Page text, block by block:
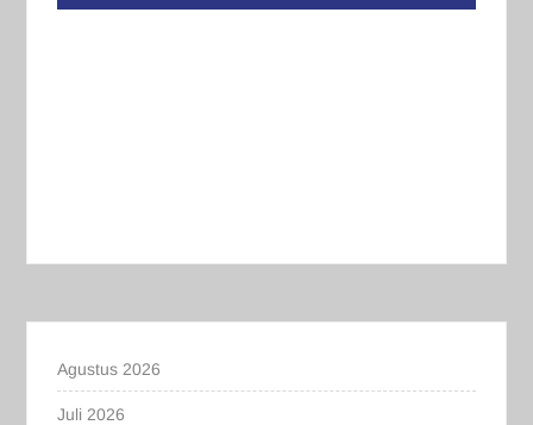
Agustus 2026
Juli 2026